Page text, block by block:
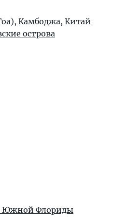
), Камбоджа, Китай
острова
Южной Флориды